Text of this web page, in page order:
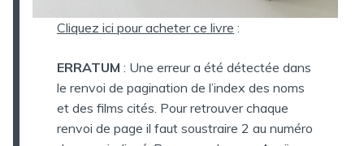
Cliquez ici pour acheter ce livre :
ERRATUM : Une erreur a été détectée dans
le renvoi de pagination de l’index des noms
et des films cités. Pour retrouver chaque
renvoi de page il faut soustraire 2 au numéro